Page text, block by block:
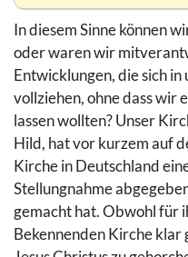
In diesem Sinne können
oder waren wir
Entwicklungen, die sich
vollziehen, ohne dass wir
lassen wollten? Unser
Hild, hat vor kurzem auf
Kirche in Deutschland
Stellungnahme
gemacht hat. Obwohl für
Bekennenden Kirche klar